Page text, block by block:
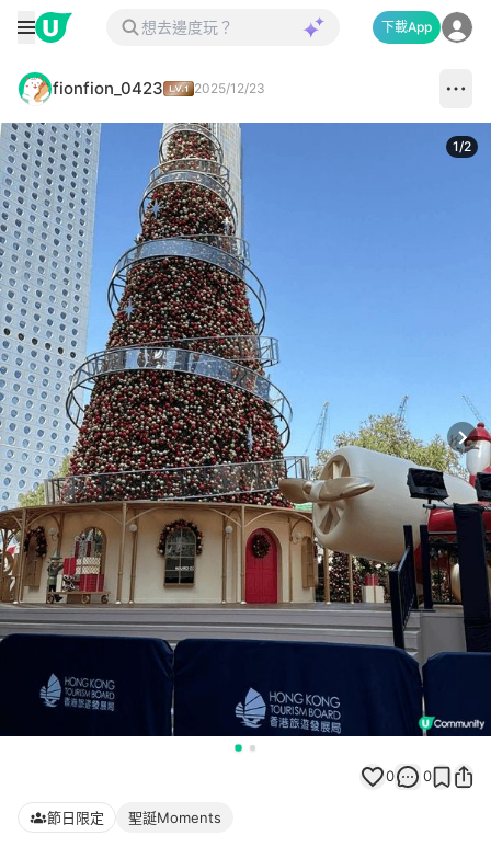
下載App
fionfion_0423 2025/12/23
1/2
0 0
節日限定 聖誕Moments